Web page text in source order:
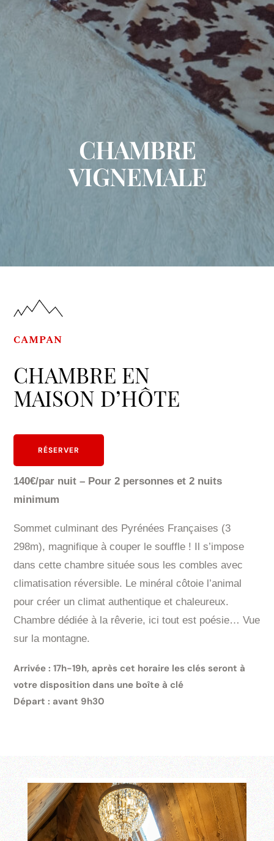
CHAMBRE
VIGNEMALE
CAMPAN
CHAMBRE EN
MAISON D’HÔTE
RÉSERVER
140€/par nuit – Pour 2 personnes et 2 nuits
minimum
Sommet culminant des Pyrénées Françaises (3
298m), magnifique à couper le souffle ! Il s’impose
dans cette chambre située sous les combles avec
climatisation réversible. Le minéral côtoie l’animal
pour créer un climat authentique et chaleureux.
Chambre dédiée à la rêverie, ici tout est poésie… Vue
sur la montagne.
Arrivée : 17h-19h, après cet horaire les clés seront à
votre disposition dans une boîte à clé
Départ : avant 9h30